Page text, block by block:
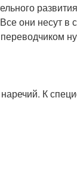
они несут в
К